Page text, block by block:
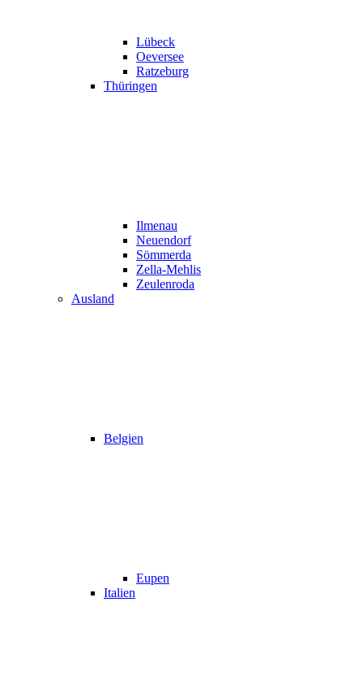
Lübeck
Oeversee
Ratzeburg
Thüringen
Ilmenau
Neuendorf
Sömmerda
Zella-Mehlis
Zeulenroda
Ausland
Belgien
Eupen
Italien